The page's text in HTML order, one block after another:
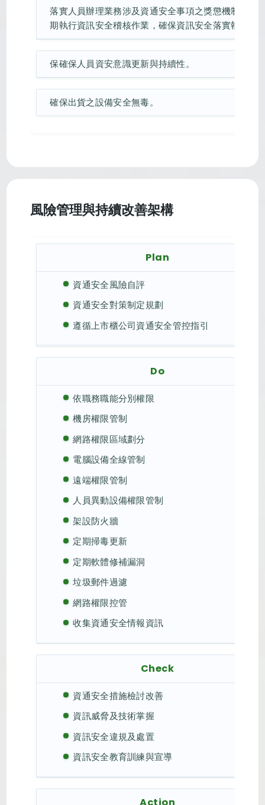
落實人員辦理業務涉及資通安全事項之獎懲機制。定
期執行資訊安全稽核作業，確保資訊安全落實執行。
保確保人員資安意識更新與持續性。
確保出貨之設備安全無毒。
風險管理與持續改善架構
Plan
資通安全風險自評
資通安全對策制定規劃
遵循上市櫃公司資通安全管控指引
Do
依職務職能分別權限
機房權限管制
網路權限區域劃分
電腦設備全線管制
遠端權限管制
人員異動設備權限管制
架設防火牆
定期掃毒更新
定期軟體修補漏洞
垃圾郵件過濾
網路權限控管
收集資通安全情報資訊
Check
資通安全措施檢討改善
資訊威脅及技術掌握
資訊安全違規及處置
資訊安全教育訓練與宣導
Action